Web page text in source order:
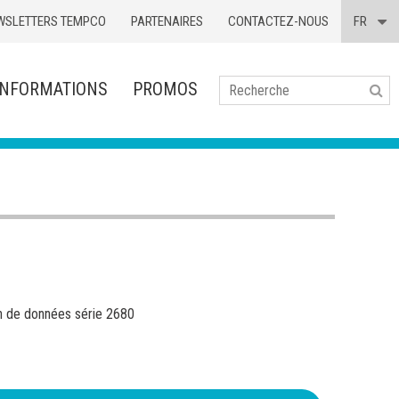
TEMPCO PARTENAIRES FR
CONTACTEZ-NOUS
PROMOS
données série 2680